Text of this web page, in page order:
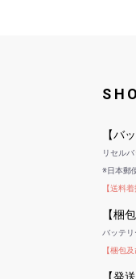
【バ
リセル
※日本郵
【送料
【梱
バッテ
【梱包